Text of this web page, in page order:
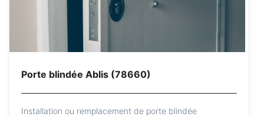
Porte blindée Ablis (78660)
Installation ou remplacement de porte blindée